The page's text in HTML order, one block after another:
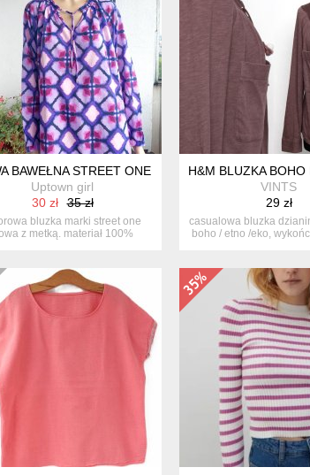
BAWEŁNA STREET ONE WIĘKSZA
Uptown girl
30 zł
35 zł
bluzka marki street one
z metką. materiał 100%
H&M BLUZKA
VINTS
29 zł
casualowa bluzka
boho / etno /eko,